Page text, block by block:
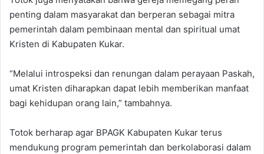
penting dalam masyarakat dan berperan sebagai mitra
pemerintah dalam pembinaan mental dan spiritual umat
Kristen di Kabupaten Kukar.
“Melalui introspeksi dan renungan dalam perayaan Paskah,
umat Kristen diharapkan dapat lebih memberikan manfaat
bagi kehidupan orang lain,” tambahnya.
Totok berharap agar BPAGK Kabupaten Kukar terus
mendukung program pemerintah dan berkolaborasi dalam